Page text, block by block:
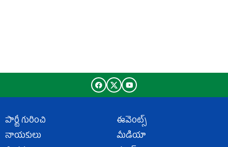
పార్టీ గురించి
నాయకులు
ఈవెంట్స్
మీడియా